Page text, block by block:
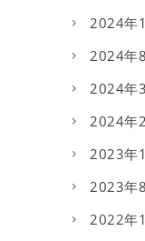
2024年
2024年
2024年
2024年
2023年
2023年
2022年